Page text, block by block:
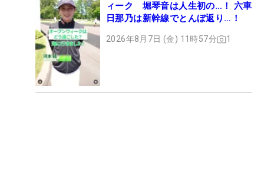
ィーク 堀琴音は人生初の…！ 六車
日那乃は新幹線でとんぼ返り…！
2026年8月7日 (金) 11時57分 1